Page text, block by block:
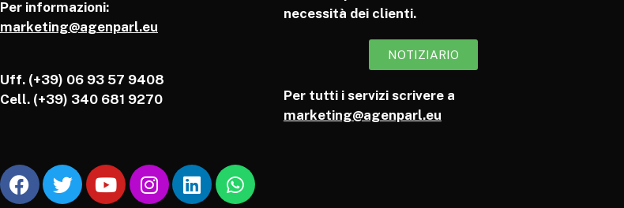
Per informazioni:
marketing@agenparl.eu
Uff. (+39) 06 93 57 9408
Cell. (+39) 340 681 9270
necessità dei clienti.
NOTIZIARIO
Per tutti i servizi scrivere a
marketing@agenparl.eu